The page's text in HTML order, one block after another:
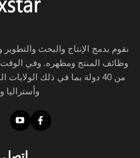
نقوم بدمج الإنتاج والبحث
وظائف المنتج ومظهره. وفي الوقت
من 40 دولة بما في ذلك
وأستراليا
اتصل